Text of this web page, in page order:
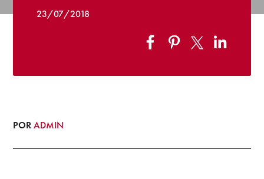
23/07/2018
PORADMIN